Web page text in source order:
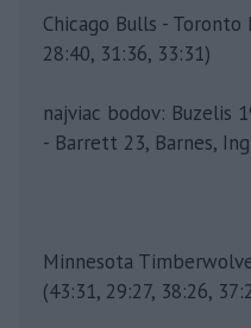
Chicago Bulls -
28:40, 31:36, 33:31)
najviac bodov: Buzelis
- Barrett 23, Barnes,
Minnesota
(43:31, 29:27, 38:26,